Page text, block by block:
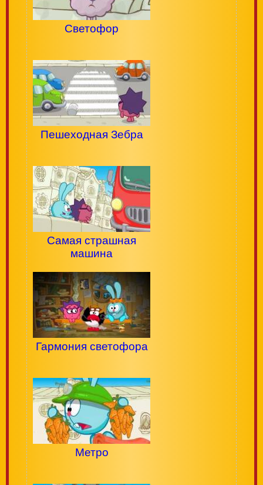
Светофор
Пешеходная Зебра
Самая страшная
машина
Гармония светофора
Метро